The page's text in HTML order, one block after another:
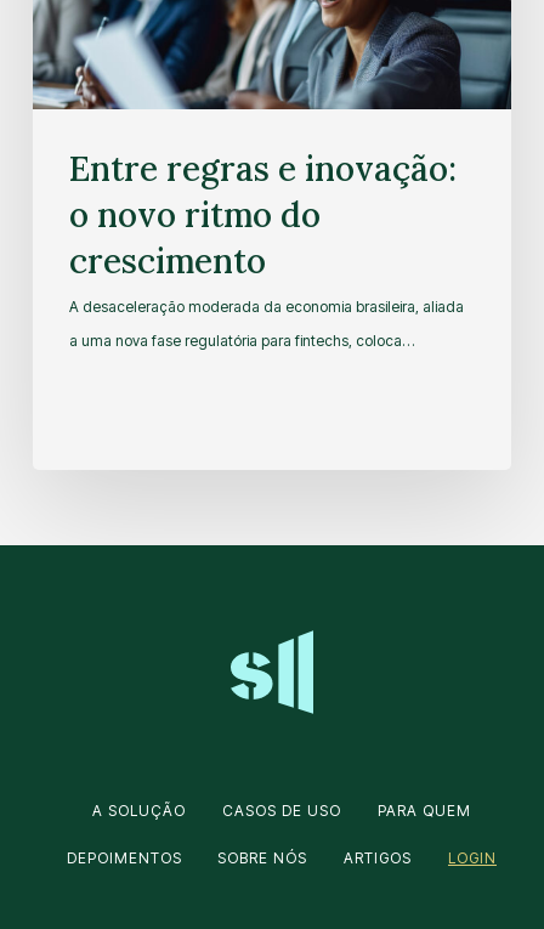
Entre regras e inovação:
o novo ritmo do
crescimento
A desaceleração moderada da economia brasileira, aliada
a uma nova fase regulatória para fintechs, coloca…
A SOLUÇÃO CASOS DE USO PARA QUEM
DEPOIMENTOS SOBRE NÓS ARTIGOS LOGIN